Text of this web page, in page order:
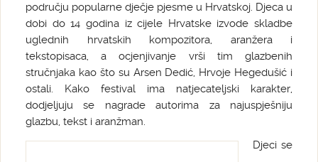
području popularne dječje pjesme u Hrvatskoj. Djeca u
dobi do 14 godina iz cijele Hrvatske izvode skladbe
uglednih hrvatskih kompozitora, aranžera i
tekstopisaca, a ocjenjivanje vrši tim glazbenih
stručnjaka kao što su Arsen Dedić, Hrvoje Hegedušić i
ostali. Kako festival ima natjecateljski karakter,
dodjeljuju se nagrade autorima za najuspješniju
glazbu, tekst i aranžman.
Djeci se